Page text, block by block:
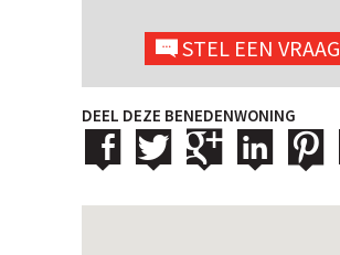
STEL EEN VRAAG
DEEL DEZE BENEDENWONING